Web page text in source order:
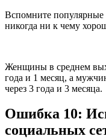
Вспомните
никогда ни к чему
​Женщины в среднем
года и 1 месяц, а
через 3 года и 3 месяца.
Ошибка 10:
социальных